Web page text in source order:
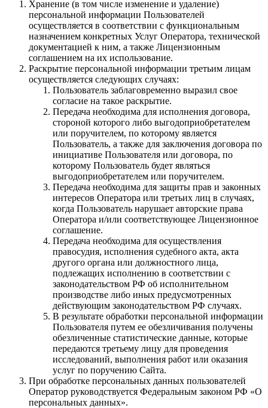
Хранение (в том числе изменение и удаление)
персональной информации Пользователей
осуществляется в соответствии с функциональным
назначением конкретных Услуг Оператора, технической
документацией к ним, а также Лицензионным
соглашением на их использование.
Раскрытие персональной информации третьим лицам
осуществляется следующих случаях:
Пользователь заблаговременно выразил свое
согласие на такое раскрытие.
Передача необходима для исполнения договора,
стороной которого либо выгодоприобретателем
или поручителем, по которому является
Пользователь, а также для заключения договора по
инициативе Пользователя или договора, по
которому Пользователь будет являться
выгодоприобретателем или поручителем.
Передача необходима для защиты прав и законных
интересов Оператора или третьих лиц в случаях,
когда Пользователь нарушает авторские права
Оператора и/или соответствующее Лицензионное
соглашение.
Передача необходима для осуществления
правосудия, исполнения судебного акта, акта
другого органа или должностного лица,
подлежащих исполнению в соответствии с
законодательством РФ об исполнительном
производстве либо иных предусмотренных
действующим законодательством РФ случаях.
В результате обработки персональной информации
Пользователя путем ее обезличивания получены
обезличенные статистические данные, которые
передаются третьему лицу для проведения
исследований, выполнения работ или оказания
услуг по поручению Сайта.
При обработке персональных данных пользователей
Оператор руководствуется Федеральным законом РФ «О
персональных данных».